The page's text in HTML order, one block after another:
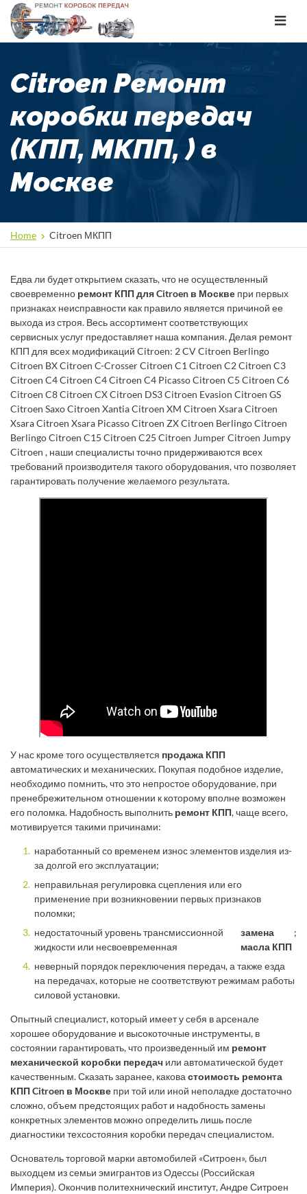
Toggle
Citroen Ремонт
коробки передач
(КПП, МКПП, ) в
Москве
Home Citroen МКПП
Едва ли будет открытием сказать, что не осуществленный
своевременно ремонт КПП для Citroen в Москве при первых
признаках неисправности как правило является причиной ее
выхода из строя. Весь ассортимент соответствующих
сервисных услуг предоставляет наша компания. Делая ремонт
КПП для всех модификаций Citroen: 2 CV Citroen Berlingo
Citroen BX Citroen C-Crosser Citroen C1 Citroen C2 Citroen C3
Citroen C4 Citroen C4 Citroen C4 Picasso Citroen C5 Citroen C6
Citroen C8 Citroen CX Citroen DS3 Citroen Evasion Citroen GS
Citroen Saxo Citroen Xantia Citroen XM Citroen Xsara Citroen
Xsara Citroen Xsara Picasso Citroen ZX Citroen Berlingo Citroen
Berlingo Citroen C15 Citroen C25 Citroen Jumper Citroen Jumpy
Citroen , наши специалисты точно придерживаются всех
требований производителя такого оборудования, что позволяет
гарантировать получение желаемого результата.
У нас кроме того осуществляется продажа КПП
автоматических и механических. Покупая подобное изделие,
необходимо помнить, что это непростое оборудование, при
пренебрежительном отношении к которому вполне возможен
его поломка. Надобность выполнить ремонт КПП, чаще всего,
мотивируется такими причинами:
наработанный со временем износ элементов изделия из-
за долгой его эксплуатации;
неправильная регулировка сцепления или его
применение при возникновении первых признаков
поломки;
недостаточный уровень трансмиссионной
жидкости или несвоевременная
замена
масла КПП
;
неверный порядок переключения передач, а также езда
на передачах, которые не соответствуют режимам работы
силовой установки.
Опытный специалист, который имеет у себя в арсенале
хорошее оборудование и высокоточные инструменты, в
состоянии гарантировать, что произведенный им ремонт
механической коробки передач или автоматической будет
качественным. Сказать заранее, какова стоимость ремонта
КПП Citroen в Москве при той или иной неполадке достаточно
сложно, объем предстоящих работ и надобность замены
конкретных элементов можно определить лишь после
диагностики техсостояния коробки передач специалистом.
Основатель торговой марки автомобилей «Ситроен», был
выходцем из семьи эмигрантов из Одессы (Российская
Империя). Окончив политехнический институт, Андре Ситроен